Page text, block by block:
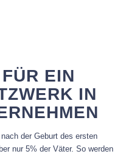
EIN
IN
der Geburt des ersten
nur 5% der Väter. So werden